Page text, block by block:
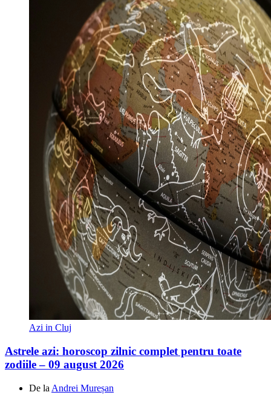
Azi in Cluj
Astrele azi: horoscop zilnic complet pentru toate
zodiile – 09 august 2026
De la Andrei Mureșan